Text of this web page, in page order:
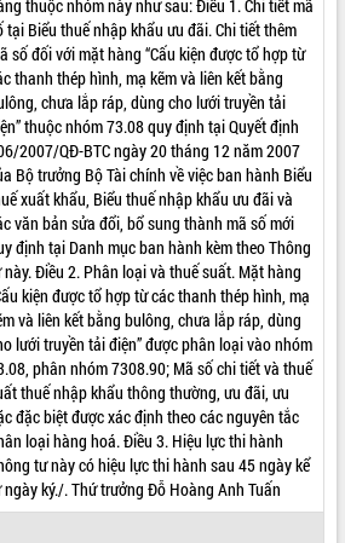
Việt
chương
nhiệm
dân
nội dung
Minh
công với
thuộc nhóm này như sau: Điều 1. Chi tiết mã
tại Biểu thuế nhập khẩu ưu đãi. Chi tiết thêm
số đối với mặt hàng “Cấu kiện được tổ hợp từ
thanh thép hình, mạ kẽm và liên kết bằng
chưa lắp ráp, dùng cho lưới truyền tải
thuộc nhóm 73.08 quy định tại Quyết định
2007/QĐ-BTC ngày 20 tháng 12 năm 2007
Bộ trưởng Bộ Tài chính về việc ban hành Biểu
xuất khẩu, Biểu thuế nhập khẩu ưu đãi và
văn bản sửa đổi, bổ sung thành mã số mới
định tại Danh mục ban hành kèm theo Thông
này. Điều 2. Phân loại và thuế suất. Mặt hàng
kiện được tổ hợp từ các thanh thép hình, mạ
và liên kết bằng bulông, chưa lắp ráp, dùng
lưới truyền tải điện” được phân loại vào nhóm
phân nhóm 7308.90; Mã số chi tiết và thuế
thuế nhập khẩu thông thường, ưu đãi, ưu
đặc biệt được xác định theo các nguyên tắc
loại hàng hoá. Điều 3. Hiệu lực thi hành
tư này có hiệu lực thi hành sau 45 ngày kể
ngày ký./. Thứ trưởng Đỗ Hoàng Anh Tuấn